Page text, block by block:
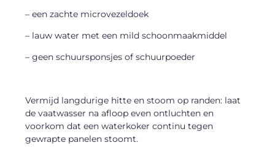
– een zachte microvezeldoek
– lauw water met een mild schoonmaakmiddel
– geen schuursponsjes of schuurpoeder
Vermijd langdurige hitte en stoom op randen: laat
de vaatwasser na afloop even ontluchten en
voorkom dat een waterkoker continu tegen
gewrapte panelen stoomt.